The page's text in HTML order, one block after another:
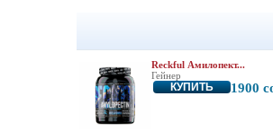
Reckful Амилопект...
Гейнер
1900
КУПИТЬ